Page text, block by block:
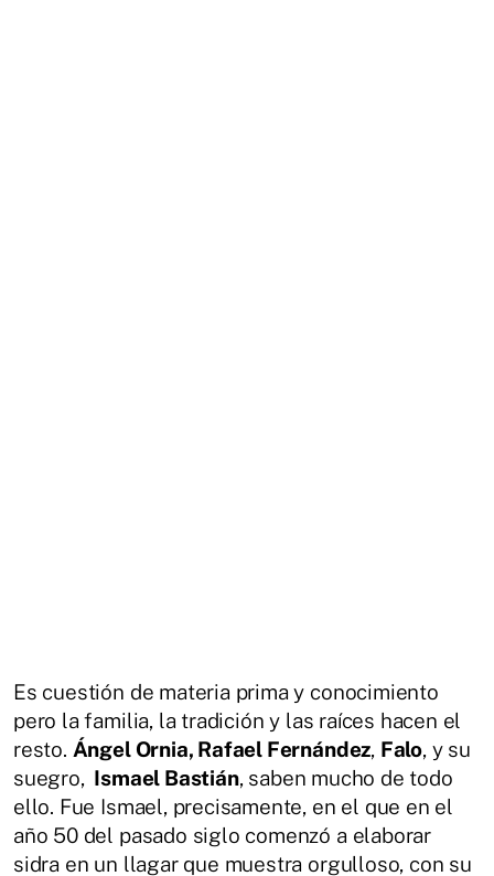
Es cuestión de materia prima y conocimiento
pero la familia, la tradición y las raíces hacen el
resto. Ángel Ornia, Rafael Fernández, Falo, y su
suegro, Ismael Bastián, saben mucho de todo
ello. Fue Ismael, precisamente, en el que en el
año 50 del pasado siglo comenzó a elaborar
sidra en un llagar que muestra orgulloso, con su